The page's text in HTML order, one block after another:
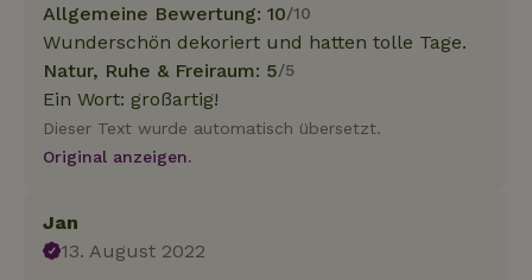
Allgemeine Bewertung: 10/10
Wunderschön dekoriert und hatten tolle Tage.
Natur, Ruhe & Freiraum: 5/5
Ein Wort: großartig!
Dieser Text wurde automatisch übersetzt.
Original anzeigen.
Jan
13. August 2022